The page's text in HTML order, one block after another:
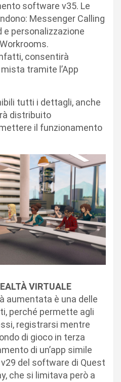
software v35. Le
Messenger Calling
e personalizzazione
consentirà
tramite l’App
tutti i dettagli, anche
distribuito
il funzionamento
VIRTUALE
aumentata è una delle
perché permette agli
registrarsi mentre
di gioco in terza
di un’app simile
del software di Quest
che si limitava però a